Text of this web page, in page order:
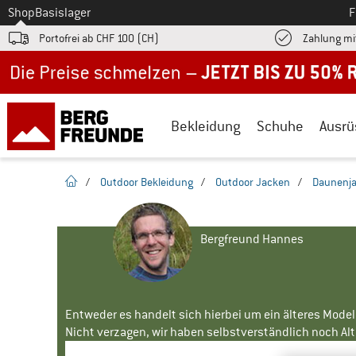
Zum
ShopBasislager
Portofrei ab CHF 100 (CH) Zahlung
Bekleidung Schuhe
Startseite
/ Outdoor Bekleidung / Outdoor Jacken /
Bergfreund Hannes
Entweder es handelt sich hierbei um ein älteres
Nicht verzagen, wir haben selbstverständlich noch